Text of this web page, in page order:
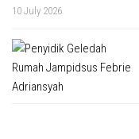
10 July 2026